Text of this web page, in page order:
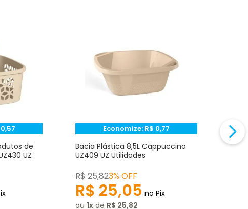
0,57
de
UZ
Economize: R$ 0,77
Bacia Plástica 8,5L Cappuccino
UZ409 UZ Utilidades
R$25,823% OFF
R$ 25,05 no Pix
ou 1 de R$ 25,82